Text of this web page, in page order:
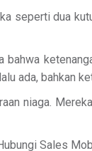
seperti dua
bahwa
ada, bahkan
niaga.
Sales